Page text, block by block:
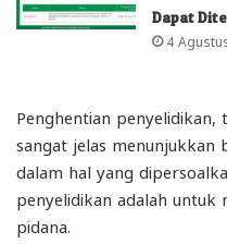
Dapat
4
Penghentian penyelidikan,
sangat jelas menunjukkan
dalam hal yang
penyelidikan adalah untuk
pidana.